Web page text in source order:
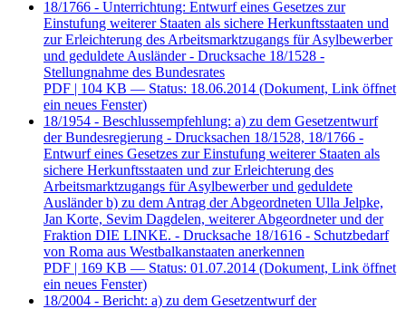
18/1766 - Unterrichtung: Entwurf eines Gesetzes zur
Einstufung weiterer Staaten als sichere Herkunftsstaaten und
zur Erleichterung des Arbeitsmarktzugangs für Asylbewerber
und geduldete Ausländer - Drucksache 18/1528 -
Stellungnahme des Bundesrates
PDF | 104 KB — Status: 18.06.2014 (Dokument, Link öffnet
ein neues Fenster)
18/1954 - Beschlussempfehlung: a) zu dem Gesetzentwurf
der Bundesregierung - Drucksachen 18/1528, 18/1766 -
Entwurf eines Gesetzes zur Einstufung weiterer Staaten als
sichere Herkunftsstaaten und zur Erleichterung des
Arbeitsmarktzugangs für Asylbewerber und geduldete
Ausländer b) zu dem Antrag der Abgeordneten Ulla Jelpke,
Jan Korte, Sevim Dagdelen, weiterer Abgeordneter und der
Fraktion DIE LINKE. - Drucksache 18/1616 - Schutzbedarf
von Roma aus Westbalkanstaaten anerkennen
PDF | 169 KB — Status: 01.07.2014 (Dokument, Link öffnet
ein neues Fenster)
18/2004 - Bericht: a) zu dem Gesetzentwurf der